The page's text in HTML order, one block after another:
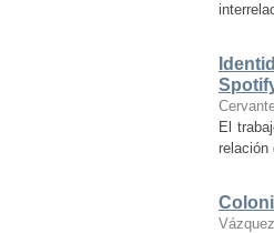
El
relación